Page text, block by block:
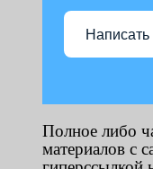
Написать
Полное либо
материалов с